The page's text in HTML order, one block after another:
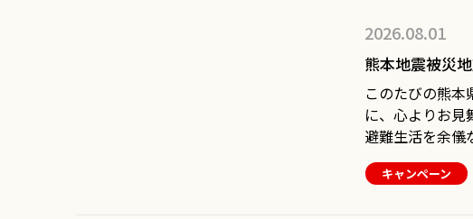
間を誘って、また来たくなる
っていきます。 50年間積み上げてきた一休らしい気軽さや
楽しさはそのままに。 料理も、ドリン
しく。 これまでの一休をご利用いただいた皆様にも 「新し
い一休もいいね
ようこそ、新しい一休へ。 ※9月よ
終了いたします
店・高田馬場店
の開催は、アプ
2026.08.01
熊本地震被災
このたびの熊本
に、心よりお見
避難生活を余儀
過ごされてい
復を心よりお祈
キャンペーン